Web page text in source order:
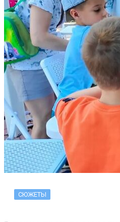
СЮЖЕТЫ